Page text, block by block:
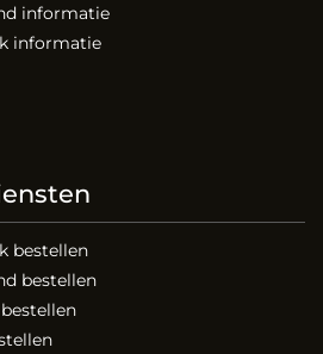
informatie
informatie
bestellen
bestellen